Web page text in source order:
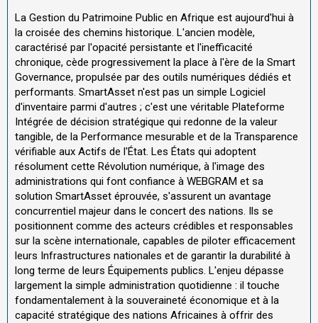
La Gestion du Patrimoine Public en Afrique est aujourd'hui à
la croisée des chemins historique. L'ancien modèle,
caractérisé par l'opacité persistante et l'inefficacité
chronique, cède progressivement la place à l'ère de la Smart
Governance, propulsée par des outils numériques dédiés et
performants. SmartAsset n'est pas un simple Logiciel
d'inventaire parmi d'autres ; c'est une véritable Plateforme
Intégrée de décision stratégique qui redonne de la valeur
tangible, de la Performance mesurable et de la Transparence
vérifiable aux Actifs de l'État. Les États qui adoptent
résolument cette Révolution numérique, à l'image des
administrations qui font confiance à WEBGRAM et sa
solution SmartAsset éprouvée, s'assurent un avantage
concurrentiel majeur dans le concert des nations. Ils se
positionnent comme des acteurs crédibles et responsables
sur la scène internationale, capables de piloter efficacement
leurs Infrastructures nationales et de garantir la durabilité à
long terme de leurs Équipements publics. L'enjeu dépasse
largement la simple administration quotidienne : il touche
fondamentalement à la souveraineté économique et à la
capacité stratégique des nations Africaines à offrir des